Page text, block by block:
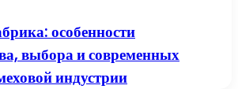
особенности
выбора и современных
индустрии